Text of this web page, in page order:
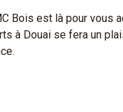
est là pour vous
Douai se fera un